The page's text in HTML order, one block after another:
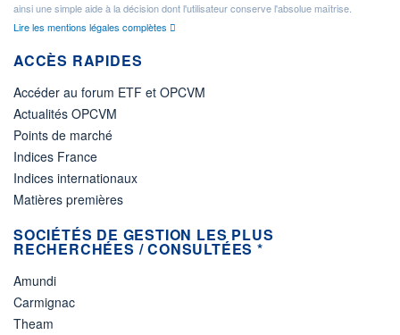
ainsi une simple aide à la décision dont l'utilisateur conserve l'absolue maîtrise.
Lire les mentions légales complètes
ACCÈS RAPIDES
Accéder au forum ETF et OPCVM
Actualités OPCVM
Points de marché
Indices France
Indices internationaux
Matières premières
SOCIÉTÉS DE GESTION LES PLUS
RECHERCHÉES / CONSULTÉES *
Amundi
Carmignac
Theam